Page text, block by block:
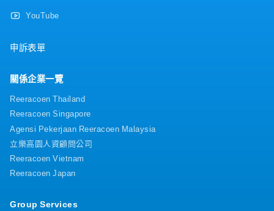
YouTube
申訴表單
關係企業一覽
Reeracoen Thailand
Reeracoen Singapore
Agensi Pekerjaan Reeracoen Malaysia
立樂高園人資顧問公司
Reeracoen Vietnam
Reeracoen Japan
Group Services